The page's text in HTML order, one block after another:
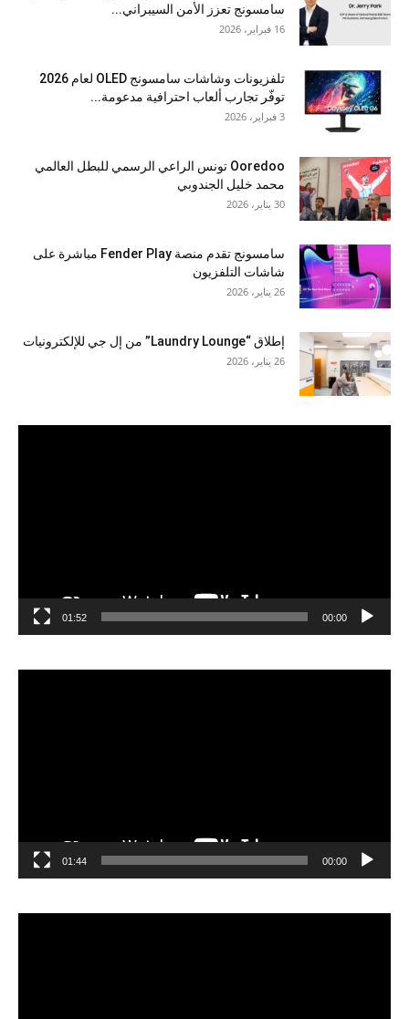
سامسونج تعزز الأمن السيبراني...
16 فبراير، 2026
تلفزيونات وشاشات سامسونج OLED لعام 2026
توفّر تجارب ألعاب احترافية مدعومة...
3 فبراير، 2026
Ooredoo تونس الراعي الرسمي للبطل العالمي
محمد خليل الجندوبي
30 يناير، 2026
سامسونج تقدم منصة Fender Play مباشرة على
شاشات التلفزيون
26 يناير، 2026
إطلاق “Laundry Lounge” من إل جي للإلكترونيات
26 يناير، 2026
00:00
01:52
00:00
01:44